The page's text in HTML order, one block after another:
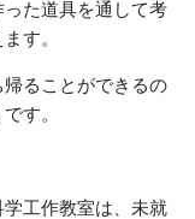
た道具を通して考
す。
ることができるの
す。
工作教室は、未就